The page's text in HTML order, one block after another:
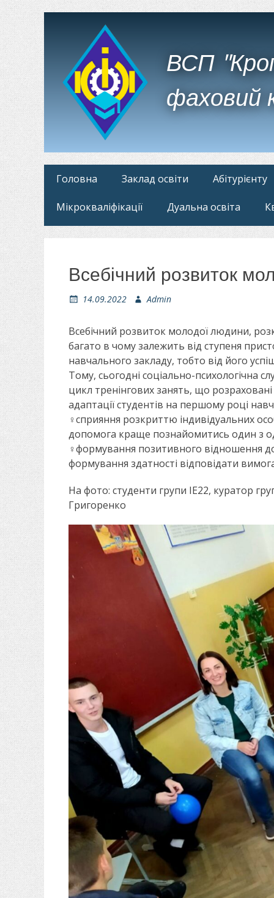
ВСП
фаховий
Головне
Перейти
Головна Заклад освіти Абітурієнту
Мікрокваліфікації Дуальна освіта
Всебічний розвиток
О
у
б
л
і
к
о
в
а
о
14.09.2022
А
о
р
Admin
Всебічний розвиток молодої людини,
багато в чому залежить від ступеня
навчального закладу, тобто від його
Тому, сьогодні соціально-психологічна
цикл тренінгових занять, що
адаптації студентів на першому році
‍♀️сприяння розкриттю індивідуальних
‍‍допомога краще познайомитись один з
‍♀️формування позитивного відношення до
‍формування здатності відповідати
На фото: студенти групи ІЕ22, куратор
Григоренко